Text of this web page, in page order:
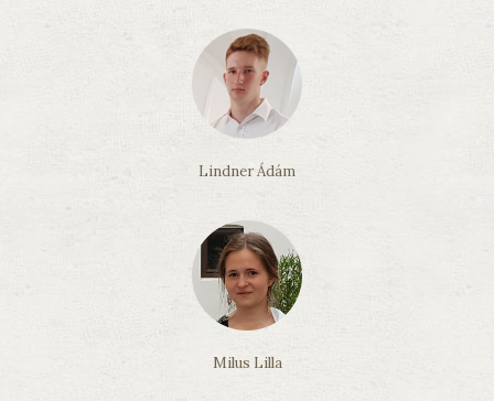
Lindner Ádám
Milus Lilla